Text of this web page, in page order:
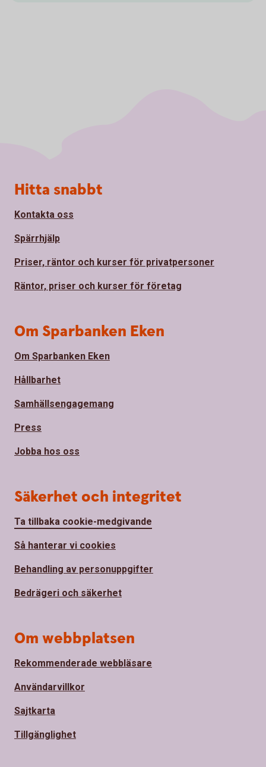
Sidfot
Hitta snabbt
Kontakta oss
Spärrhjälp
Priser, räntor och kurser för privatpersoner
Räntor, priser och kurser för företag
Om Sparbanken Eken
Om Sparbanken Eken
Hållbarhet
Samhällsengagemang
Press
Jobba hos oss
Säkerhet och integritet
Ta tillbaka cookie-medgivande
Så hanterar vi cookies
Behandling av personuppgifter
Bedrägeri och säkerhet
Om webbplatsen
Rekommenderade webbläsare
Användarvillkor
Sajtkarta
Tillgänglighet